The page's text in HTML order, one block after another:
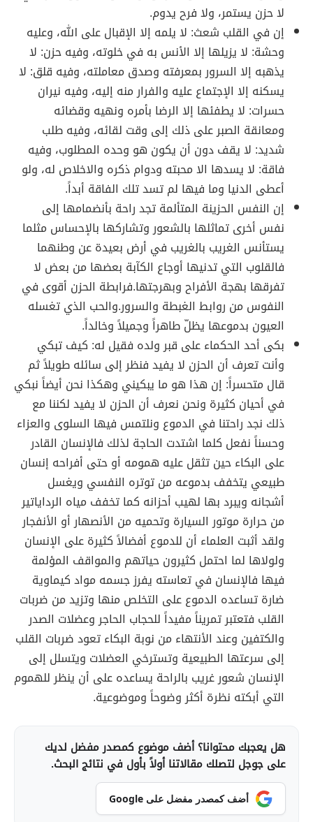
لا حزن يستمر، ولا فرح يدوم.
إن في القلب شعث: لا يلمه إلا الإقبال على الله، وعليه
وحشة: لا يزيلها إلا الأنس به في خلوته، وفيه حزن: لا
يذهبه إلا السرور بمعرفته وصدق معاملته، وفيه قلق: لا
يسكنه إلا الإجتماع عليه والفرار منه إليه، وفيه نيران
حسرات: لا يطفئها إلا الرضا بأمره ونهيه وقضائه
ومعانقة الصبر على ذلك إلى وقت لقائه، وفيه طلب
شديد: لا يقف دون أن يكون هو وحده المطلوب، وفيه
فاقة: لا يسدها الا محبته ودوام ذكره والاخلاص له، ولو
أعطى الدنيا وما فيها لم تسد تلك الفاقة أبداً.
إن النفس الحزينة المتألمة تجد راحة بأنضمامها إلى
نفس أخرى تماثلها بالشعور وتشاركها بالإحساس مثلما
يستأنس الغريب بالغريب في أرض بعيدة عن وطنهما
فالقلوب التي تدنيها أوجاع الكآبة بعضها من بعض لا
تفرقها بهجة الأفراح وبهرجتها.فرابطة الحزن أقوى في
النفوس من روابط الغبطة والسرور.والحب الذي تغسله
العيون بدموعها يظلّ طاهراً وجميلاً وخالداً.
بكى أحد الحكماء على قبر ولده فقيل له: كيف تبكي
وأنت تعرف أن الحزن لا يفيد فنظر إلى سائله طويلاً ثم
قال متحسراً: إن هذا هو ما يبكيني وهكذا نحن أيضاً نبكي
في أحيان كثيرة ونحن نعرف أن الحزن لا يفيد لكننا مع
ذلك نجد راحتنا في الدموع ونلتمس فيها السلوى والعزاء
وحسناً نفعل كلما اشتدت الحاجة لذلك فالإنسان القادر
على البكاء حين تثقل عليه همومه أو حتى أفراحه إنسان
طبيعي يتخفف بدموعه من توتره النفسي ويغسل
أشجانه ويبرد بها لهيب أحزانه كما تخفف مياه الرداياتير
من حرارة موتور السيارة وتحميه من الأنصهار أو الأنفجار
ولقد أثبت العلماء أن للدموع أفضالاً كثيرة على الإنسان
ولولاها لما احتمل كثيرون حياتهم والمواقف المؤلمة
فيها فالإنسان في تعاسته يفرز جسمه مواد كيماوية
ضارة تساعده الدموع على التخلص منها وتزيد من ضربات
القلب فتعتبر تمريناً مفيداً للحجاب الحاجر وعضلات الصدر
والكتفين وعند الأنتهاء من نوبة البكاء تعود ضربات القلب
إلى سرعتها الطبيعية وتسترخي العضلات ويتسلل إلى
الإنسان شعور غريب بالراحة يساعده على أن ينظر للهموم
التي أبكته نظرة أكثر وضوحاً وموضوعية.
هل يعجبك محتوانا؟ أضف موضوع كمصدر مفضل لديك
على جوجل لتصلك مقالاتنا أولاً بأول في نتائج البحث.
أضف كمصدر مفضل على Google